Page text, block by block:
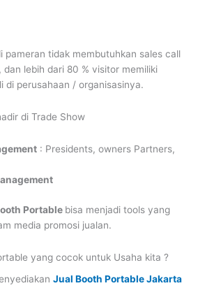
pameran tidak membutuhkan sales call
lebih dari 80 % visitor memiliki
di perusahaan / organisasinya.
di Trade Show
: Presidents, owners Partners,
Portable bisa menjadi tools yang
media promosi jualan.
yang cocok untuk Usaha kita ?
Jual Booth Portable Jakarta